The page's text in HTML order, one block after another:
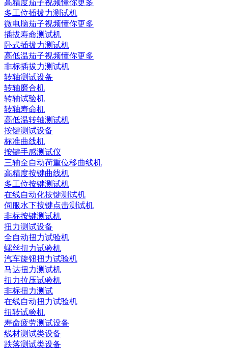
高精度茄子视频懂你更多
多工位插拔力测试机
微电脑茄子视频懂你更多
插拔寿命测试机
卧式插拔力测试机
高低温茄子视频懂你更多
非标插拔力测试机
转轴测试设备
转轴磨合机
转轴试验机
转轴寿命机
高低温转轴测试机
按键测试设备
标准曲线机
按键手感测试仪
三轴全自动荷重位移曲线机
高精度按键曲线机
多工位按键测试机
在线自动化按键测试机
伺服水下按键点击测试机
非标按键测试机
扭力测试设备
全自动扭力试验机
螺丝扭力试验机
汽车旋钮扭力试验机
马达扭力测试机
扭力拉压试验机
非标扭力测试
在线自动扭力试验机
扭转试验机
寿命疲劳测试设备
线材测试类设备
跌落测试类设备